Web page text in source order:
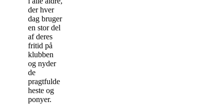
der hver
dag bruger
en stor del
af deres
fritid på
klubben
og nyder
de
pragtfulde
heste og
ponyer.